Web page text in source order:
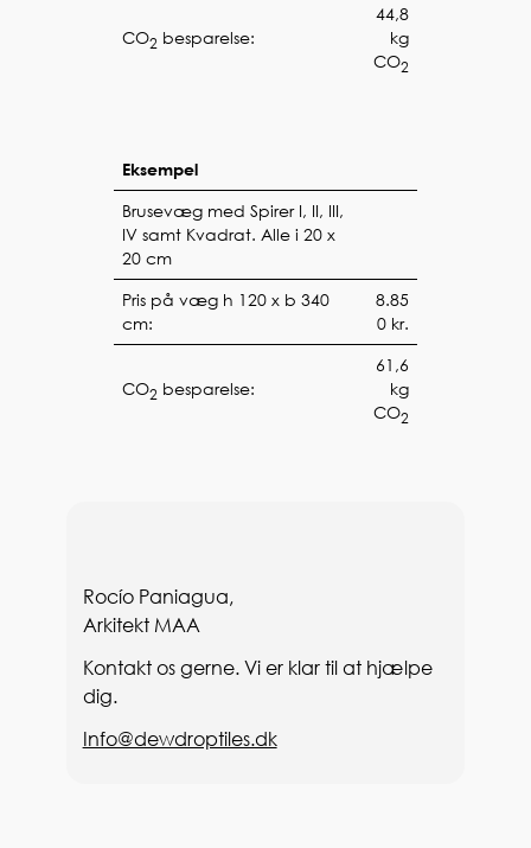
Rocío Paniagua,
Arkitekt MAA
Kontakt os gerne. Vi er klar til at hjælpe
dig.
Info@dewdroptiles.dk
CO2 besparelse:
44,8
kg
CO2
Eksempel
Brusevæg med Spirer I, II, III,
IV samt Kvadrat. Alle i 20 x
20 cm
Pris på væg h 120 x b 340
cm:
8.85
0 kr.
CO2 besparelse:
61,6
kg
CO2